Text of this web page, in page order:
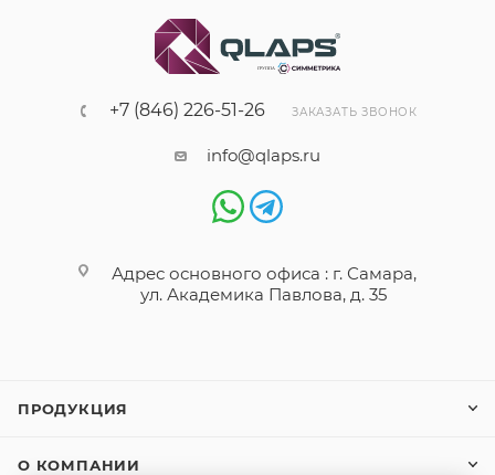
+7 (846) 226-51-26 ЗАКАЗАТЬ ЗВОНОК
info@qlaps.ru
Адрес основного офиса : г. Самара,
ул. Академика Павлова, д. 35
ПРОДУКЦИЯ
О КОМПАНИИ